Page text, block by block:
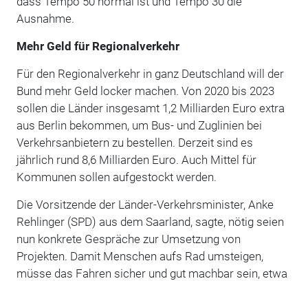
Ausnahme.
Mehr Geld für Regionalverkehr
Für den Regionalverkehr in ganz Deutschland will der
Bund mehr Geld locker machen. Von 2020 bis 2023
sollen die Länder insgesamt 1,2 Milliarden Euro extra
aus Berlin bekommen, um Bus- und Zuglinien bei
Verkehrsanbietern zu bestellen. Derzeit sind es
jährlich rund 8,6 Milliarden Euro. Auch Mittel für
Kommunen sollen aufgestockt werden.
Die Vorsitzende der Länder-Verkehrsminister, Anke
Rehlinger (SPD) aus dem Saarland, sagte, nötig seien
nun konkrete Gespräche zur Umsetzung von
Projekten. Damit Menschen aufs Rad umsteigen,
müsse das Fahren sicher und gut machbar sein, etwa